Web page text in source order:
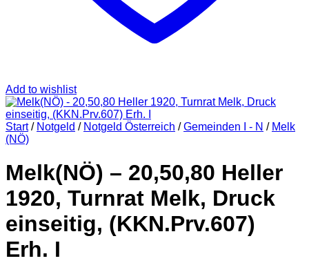
Add to wishlist
Start / Notgeld / Notgeld Österreich / Gemeinden I - N / Melk
(NÖ)
Melk(NÖ) – 20,50,80 Heller
1920, Turnrat Melk, Druck
einseitig, (KKN.Prv.607)
Erh. I